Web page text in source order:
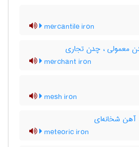
mercantile iron
معمولی ، چدن تجاری
merchant iron
mesh iron
شخانه‌ای
meteoric iron